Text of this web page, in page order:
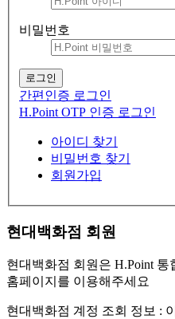
비밀번호
로그인
간편인증 로그인
H.Point OTP 인증 로그인
아이디 찾기
비밀번호 찾기
회원가입
현대백화점 회원
현대백화점 회원은 H.Point 통
홈페이지를 이용해주세요
현대백화점 계정 조회 정보 :